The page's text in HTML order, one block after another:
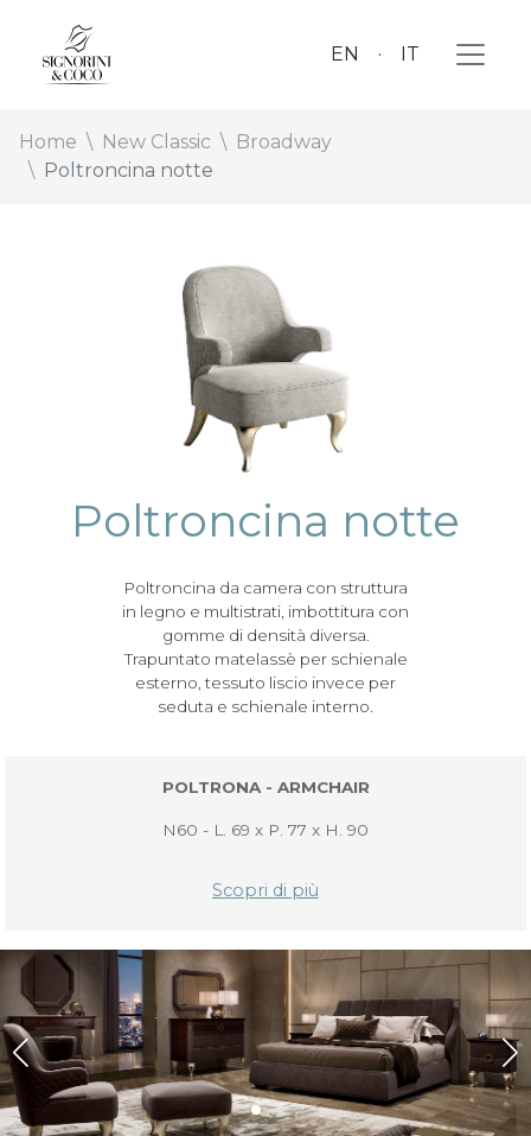
EN IT
Home New Classic
Broadway
Poltroncina notte
Poltroncina notte
Poltroncina da camera con struttura
in legno e multistrati, imbottitura con
gomme di densità diversa.
Trapuntato matelassè per schienale
esterno, tessuto liscio invece per
seduta e schienale interno.
POLTRONA - ARMCHAIR
N60 - L. 69 x P. 77 x H. 90
Scopri di più